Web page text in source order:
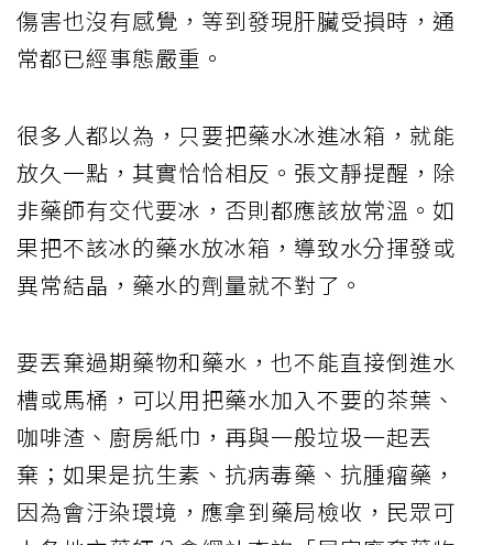
傷害也沒有感覺，等到發現肝臟受損時，通
常都已經事態嚴重。
很多人都以為，只要把藥水冰進冰箱，就能
放久一點，其實恰恰相反。張文靜提醒，除
非藥師有交代要冰，否則都應該放常溫。如
果把不該冰的藥水放冰箱，導致水分揮發或
異常結晶，藥水的劑量就不對了。
要丟棄過期藥物和藥水，也不能直接倒進水
槽或馬桶，可以用把藥水加入不要的茶葉、
咖啡渣、廚房紙巾，再與一般垃圾一起丟
棄；如果是抗生素、抗病毒藥、抗腫瘤藥，
因為會汙染環境，應拿到藥局檢收，民眾可